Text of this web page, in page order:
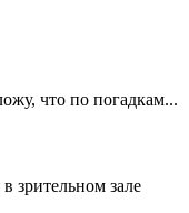
что по погадкам...
зрительном зале